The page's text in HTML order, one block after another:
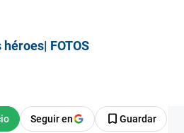
FOTOS
Seguir en Guardar